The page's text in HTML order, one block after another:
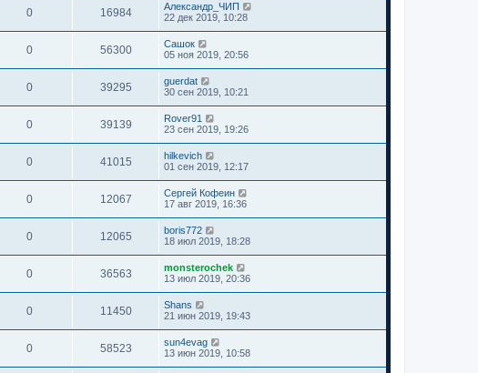
0 16984
Александр_ЧИП
22 дек 2019, 10:28
0 56300
Сашок
05 ноя 2019, 20:56
0 39295
guerdat
30 сен 2019, 10:21
0 39139
Rover91
23 сен 2019, 19:26
0 41015
hilkevich
01 сен 2019, 12:17
0 12067
Сергей Кофеин
17 авг 2019, 16:36
0 12065
boris772
18 июл 2019, 18:28
0 36563
monsterochek
13 июл 2019, 20:36
0 11450
Shans
21 июн 2019, 19:43
0 58523
sun4evag
13 июн 2019, 10:58